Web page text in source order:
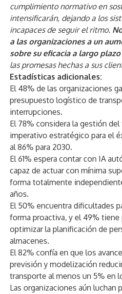
cumplimiento normativo en
intensificarán, dejando a los
incapaces de seguir el ritmo.
a las organizaciones a un
sobre su eficacia a largo plazo
las promesas hechas a sus
Estadísticas adicionales:
El 48% de las organizaciones
presupuesto logístico de
interrupciones.
El 78% considera la gestión
imperativo estratégico para el
al 86% para 2030.
El 61% espera contar con IA
capaz de actuar con mínima
forma totalmente
años.
El 50% encuentra dificultades
forma proactiva, y el 49% tiene
optimizar la planificación de
almacenes.
El 82% confía en que los
previsión y modelización
transporte al menos un 5% en
Las organizaciones aún luchan